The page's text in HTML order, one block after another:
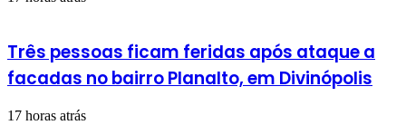
Três pessoas ficam feridas após ataque a
facadas no bairro Planalto, em Divinópolis
17 horas atrás